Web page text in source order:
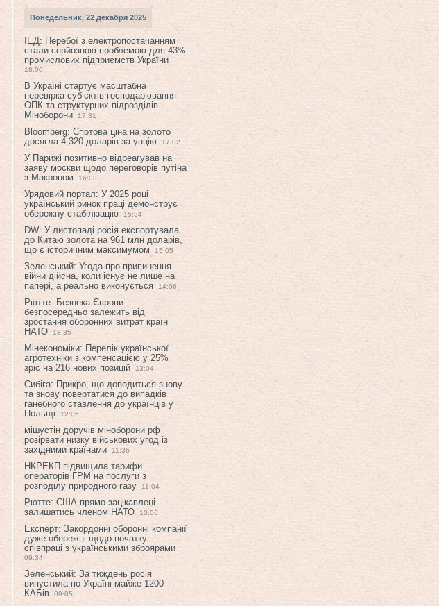
Понедельник, 22 декабря 2025
ІЕД: Перебої з електропостачанням
стали серйозною проблемою для 43%
промислових підприємств України
18:00
В Україні стартує масштабна
перевірка суб’єктів господарювання
ОПК та структурних підрозділів
Міноборони
17:31
Bloomberg: Спотова ціна на золото
досягла 4 320 доларів за унцію
17:02
У Парижі позитивно відреагував на
заяву москви щодо переговорів путіна
з Макроном
16:03
Урядовий портал: У 2025 році
український ринок праці демонструє
обережну стабілізацію
15:34
DW: У листопаді росія експортувала
до Китаю золота на 961 млн доларів,
що є історичним максимумом
15:05
Зеленський: Угода про припинення
війни дійсна, коли існує не лише на
папері, а реально виконується
14:06
Рютте: Безпека Європи
безпосередньо залежить від
зростання оборонних витрат країн
НАТО
13:35
Мінекономіки: Перелік української
агротехніки з компенсацією у 25%
зріс на 216 нових позицій
13:04
Сибіга: Прикро, що доводиться знову
та знову повертатися до випадків
ганебного ставлення до українців у
Польщі
12:05
мішустін доручів міноборони рф
розірвати низку військових угод із
західними країнами
11:36
НКРЕКП підвищила тарифи
операторів ГРМ на послуги з
розподілу природного газу
11:04
Рютте: США прямо зацікавлені
залишатись членом НАТО
10:06
Експерт: Закордонні оборонні компанії
дуже обережні щодо початку
співпраці з українськими зброярами
09:34
Зеленський: За тиждень росія
випустила по Україні майже 1200
КАБів
09:05